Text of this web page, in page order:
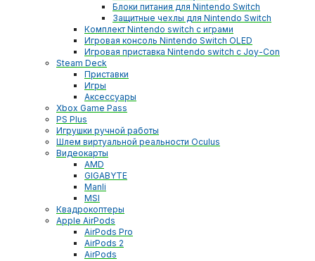
Блоки питания для Nintendo Switch
Защитные чехлы для Nintendo Switch
Комплект Nintendo switch с играми
Игровая консоль Nintendo Switch OLED
Игровая приставка Nintendo switch с Joy-Con
Steam Deck
Приставки
Игры
Аксессуары
Xbox Game Pass
PS Plus
Игрушки ручной работы
Шлем виртуальной реальности Oculus
Видеокарты
AMD
GIGABYTE
Manli
MSI
Квадрокоптеры
Apple AirPods
AirPods Pro
AirPods 2
AirPods